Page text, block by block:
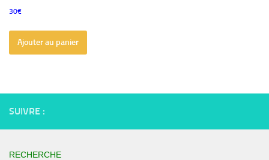
30€
Ajouter au panier
SUIVRE :
RECHERCHE